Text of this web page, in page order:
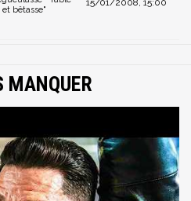
15/01/2008, 15:00
bêtasse"
MANQUER